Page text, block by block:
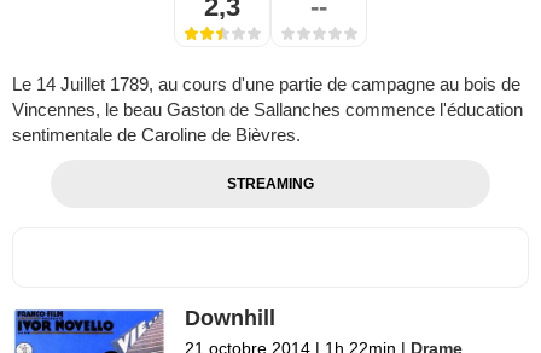
2,3 --
Le 14 Juillet 1789, au cours d'une partie de campagne au bois de
Vincennes, le beau Gaston de Sallanches commence l'éducation
sentimentale de Caroline de Bièvres.
STREAMING
Downhill
21 octobre 2014 | 1h 22min | Drame